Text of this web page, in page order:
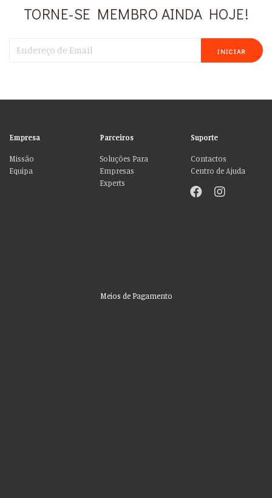
TORNE-SE MEMBRO AINDA HOJE!
INICIAR
Empresa
Missão
Equipa
Parceiros
Soluções Para
Empresas
Experts
Suporte
Contactos
Centro de Ajuda
Meios de Pagamento